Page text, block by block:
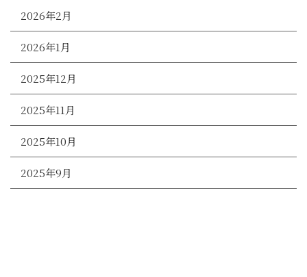
2026年2月
2026年1月
2025年12月
2025年11月
2025年10月
2025年9月